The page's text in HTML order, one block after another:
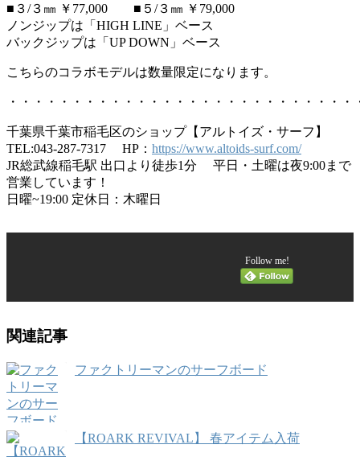
■３/３㎜ ￥77,000 ■５/３㎜ ￥79,000
ノンジップは「HIGH LINE」ベース
バックジップは「UP DOWN」ベース
こちらのコラボモデルは数量限定になります。
・・・・・・・・・・・・・・・・・・・・・・・・・・・
千葉県千葉市稲毛区のショップ【アルトイズ・サーフ】
TEL:043-287-7317 HP： https://www.altoids-surf.com/
JR総武線稲毛駅 出口より徒歩1分 平日・土曜は夜9:00まで
営業しています！
日曜~19:00 定休日：木曜日
Follow me!
関連記事
ファクトリーマンのサーフボード
【ROARK REVIVAL】 春アイテム入荷